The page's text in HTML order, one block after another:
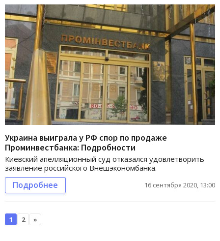
Украина выиграла у РФ спор по продаже
Проминвестбанка: Подробности
Киевский апелляционный суд отказался удовлетворить
заявление российского Внешэкономбанка.
Подробнее 16 сентября 2020, 13:00
1 2 »